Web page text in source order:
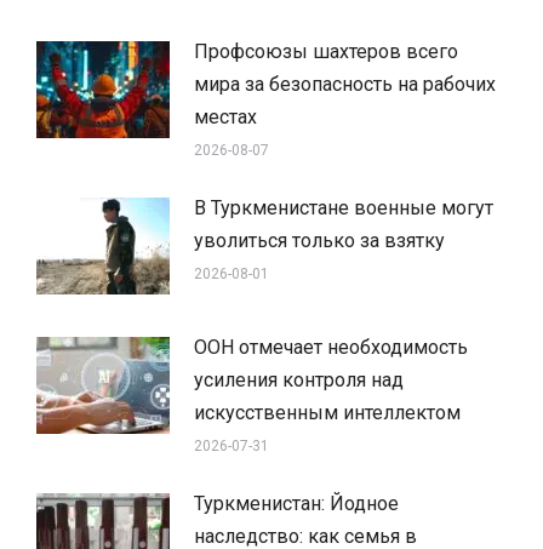
Профсоюзы шахтеров всего
мира за безопасность на рабочих
местах
2026-08-07
В Туркменистане военные могут
уволиться только за взятку
2026-08-01
ООН отмечает необходимость
усиления контроля над
искусственным интеллектом
2026-07-31
Туркменистан: Йодное
наследство: как семья в